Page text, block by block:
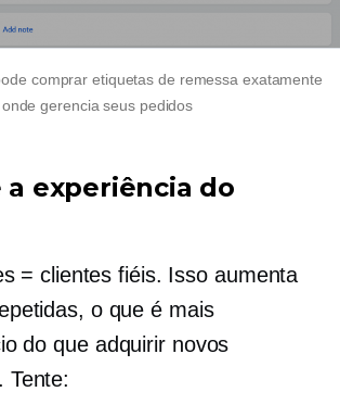
comprar etiquetas de remessa exatamente
onde gerencia seus pedidos
experiência do
= clientes fiéis. Isso aumenta
o que é mais
do que adquirir novos
Tente: